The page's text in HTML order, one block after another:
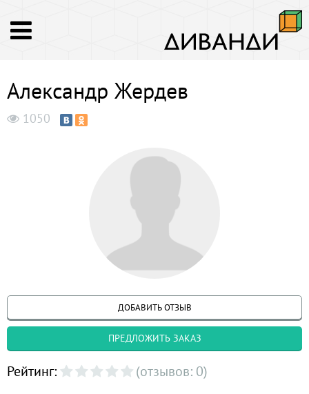
Александр Жердев
1050
ДОБАВИТЬ ОТЗЫВ
ПРЕДЛОЖИТЬ ЗАКАЗ
Рейтинг: (отзывов: 0)